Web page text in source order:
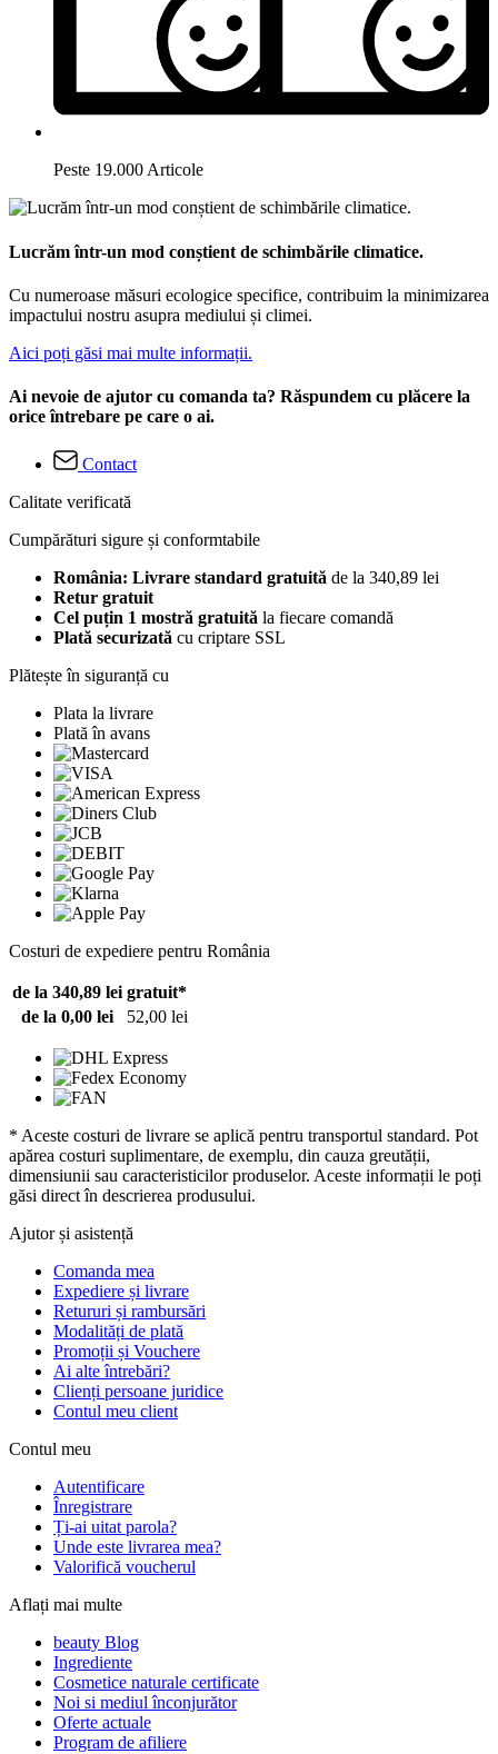
Peste 19.000 Articole
Lucrăm într-un mod conștient de schimbările climatice.
Cu numeroase măsuri ecologice specifice, contribuim la minimizarea
impactului nostru asupra mediului și climei.
Aici poți găsi mai multe informații.
Ai nevoie de ajutor cu comanda ta? Răspundem cu plăcere la
orice întrebare pe care o ai.
Contact
Calitate verificată
Cumpărături sigure și conformtabile
România: Livrare standard gratuită de la 340,89 lei
Retur gratuit
Cel puțin 1 mostră gratuită la fiecare comandă
Plată securizată cu criptare SSL
Plătește în siguranță cu
Plata la livrare
Plată în avans
Costuri de expediere pentru România
de la 340,89 lei gratuit*
de la 0,00 lei
52,00 lei
* Aceste costuri de livrare se aplică pentru transportul standard. Pot
apărea costuri suplimentare, de exemplu, din cauza greutății,
dimensiunii sau caracteristicilor produselor. Aceste informații le poți
găsi direct în descrierea produsului.
Ajutor și asistență
Comanda mea
Expediere și livrare
Retururi și rambursări
Modalități de plată
Promoții și Vouchere
Ai alte întrebări?
Clienți persoane juridice
Contul meu client
Contul meu
Autentificare
Înregistrare
Ți-ai uitat parola?
Unde este livrarea mea?
Valorifică voucherul
Aflați mai multe
beauty Blog
Ingrediente
Cosmetice naturale certificate
Noi si mediul înconjurător
Oferte actuale
Program de afiliere